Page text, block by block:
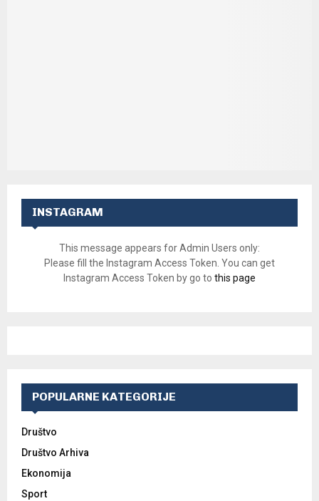
INSTAGRAM
This message appears for Admin Users only:
Please fill the Instagram Access Token. You can get
Instagram Access Token by go to this page
POPULARNE KATEGORIJE
Društvo
Društvo Arhiva
Ekonomija
Sport